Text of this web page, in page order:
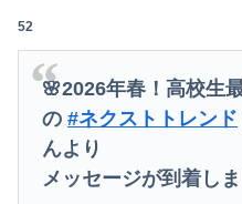
52
🌸2026年春！高校生
の#ネクストトレンド
んより
メッセージが到着し